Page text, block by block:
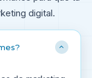
digital.